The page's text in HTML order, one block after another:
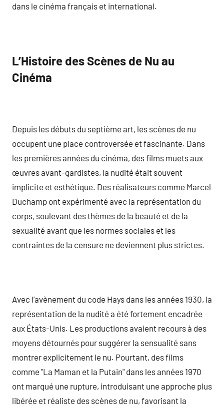
dans le cinéma français et international.
L’Histoire des Scènes de Nu au
Cinéma
Depuis les débuts du septième art, les scènes de nu
occupent une place controversée et fascinante. Dans
les premières années du cinéma, des films muets aux
œuvres avant-gardistes, la nudité était souvent
implicite et esthétique. Des réalisateurs comme Marcel
Duchamp ont expérimenté avec la représentation du
corps, soulevant des thèmes de la beauté et de la
sexualité avant que les normes sociales et les
contraintes de la censure ne deviennent plus strictes.
Avec l’avènement du code Hays dans les années 1930, la
représentation de la nudité a été fortement encadrée
aux États-Unis. Les productions avaient recours à des
moyens détournés pour suggérer la sensualité sans
montrer explicitement le nu. Pourtant, des films
comme "La Maman et la Putain" dans les années 1970
ont marqué une rupture, introduisant une approche plus
libérée et réaliste des scènes de nu, favorisant la